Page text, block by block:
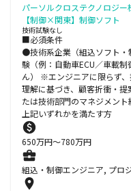
パーソルクロステクノロジー
【制御×関東】制御ソフト
技術試験なし
■必須条件
●技術系企業（組込ソフト・
験（例：自動車ECU／車載
ん） ※エンジニアに限らず
理解に基づき、顧客折衝・
たは技術部門のマネジメン
上記いずれかを満たす方
650万円〜780万円
組込・制御エンジニア, プロ